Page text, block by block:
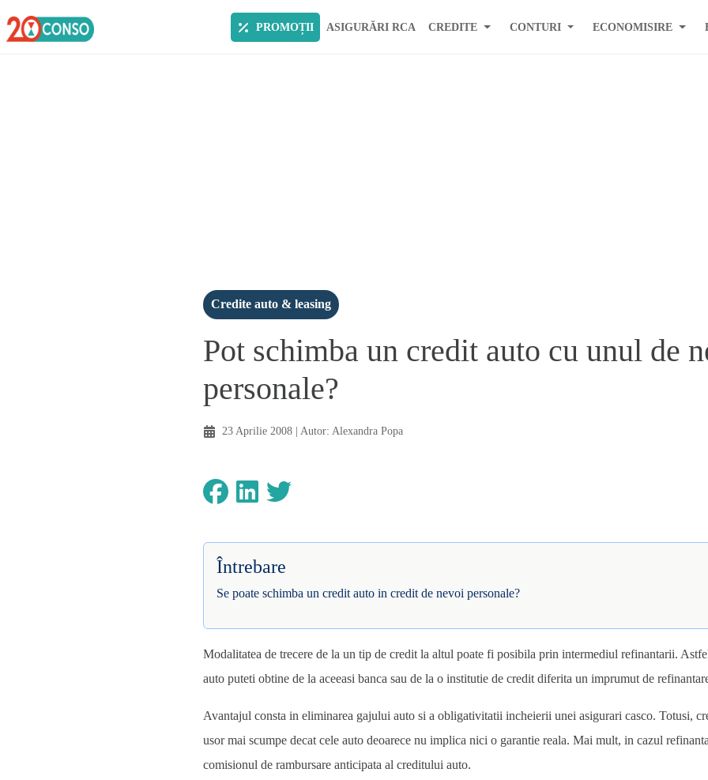
PROMOȚII ASIGURĂRI RCA CREDITE CONTURI ECONOMISIRE
Credite auto & leasing
Pot schimba un credit auto cu unul de
personale?
23 Aprilie 2008| Autor: Alexandra Popa
Întrebare
Se poate schimba un credit auto in credit de nevoi personale?
Modalitatea de trecere de la un tip de credit la altul poate fi posibila prin intermediul refinantarii.
auto puteti obtine de la aceeasi banca sau de la o institutie de credit diferita un imprumut de
Avantajul consta in eliminarea gajului auto si a obligativitatii incheierii unei asigurari casco. Totusi,
usor mai scumpe decat cele auto deoarece nu implica nici o garantie reala. Mai mult, in cazul
comisionul de rambursare anticipata al creditului auto.